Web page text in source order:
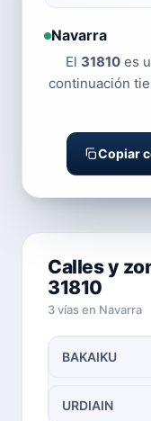
Navarra
El 31810 es
continuación
Copiar
Calles y
31810
3 vías en Navarra
BAKAIKU
URDIAIN